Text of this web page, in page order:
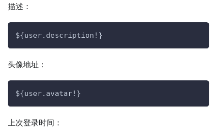
描述：
${user.description!}
头像地址：
${user.avatar!}
上次登录时间：